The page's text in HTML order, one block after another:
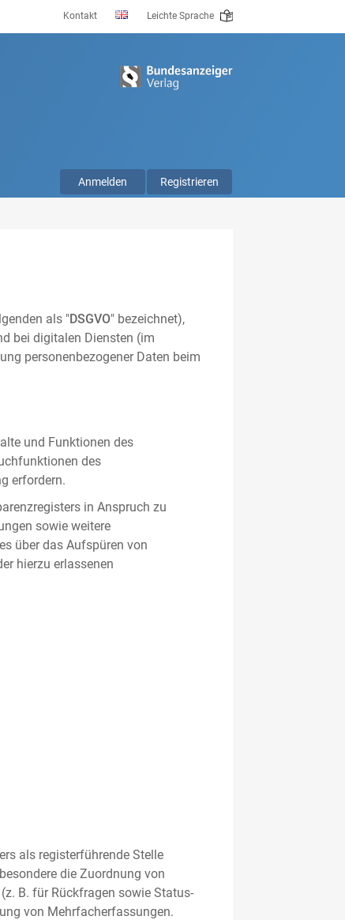
Kontakt Leichte Sprache
Anmelden Registrieren
als "DSGVO" bezeichnet),
bei digitalen Diensten (im
personenbezogener Daten beim
und Funktionen des
des
erfordern.
in Anspruch zu
sowie weitere
über das Aufspüren von
hierzu erlassenen
als registerführende Stelle
die Zuordnung von
B. für Rückfragen sowie Status-
von Mehrfacherfassungen.